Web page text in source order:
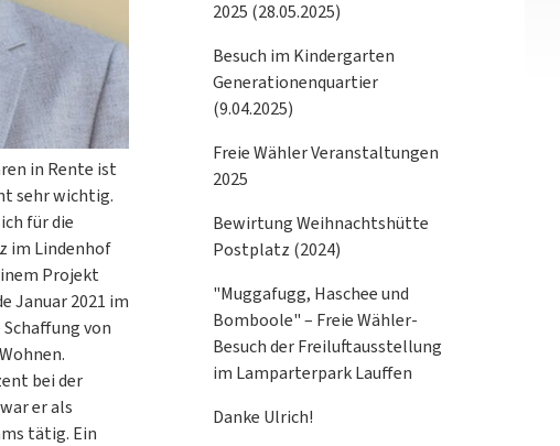
in Rente ist
sehr wichtig.
für die
im Lindenhof
Projekt
Januar 2021 im
von
bei der
er als
tätig. Ein
2025 (28.05.2025)
Besuch im Kindergarten
Generationenquartier
(9.04.2025)
Freie Wähler Veranstaltungen
2025
Bewirtung Weihnachtshütte
Postplatz (2024)
"Muggafugg, Haschee und
Bomboole" – Freie Wähler-
Besuch der Freiluftausstellung
im Lamparterpark Lauffen
Danke Ulrich!